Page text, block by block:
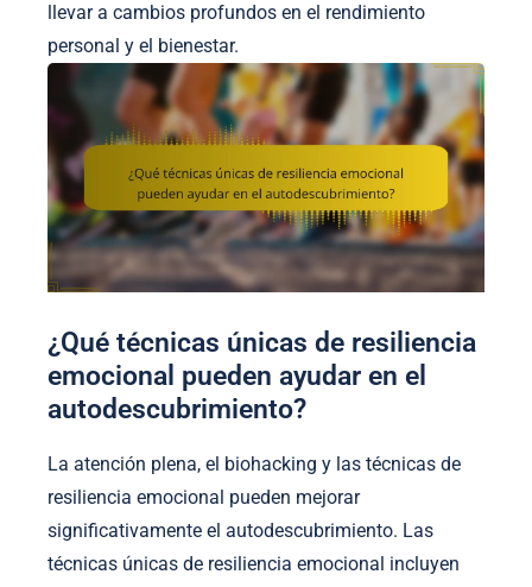
llevar a cambios profundos en el rendimiento
personal y el bienestar.
¿Qué técnicas únicas de resiliencia
emocional pueden ayudar en el
autodescubrimiento?
La atención plena, el biohacking y las técnicas de
resiliencia emocional pueden mejorar
significativamente el autodescubrimiento. Las
técnicas únicas de resiliencia emocional incluyen